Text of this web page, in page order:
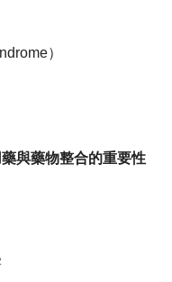
）
與藥物整合的重要性